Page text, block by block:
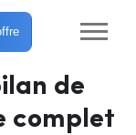
de
complet